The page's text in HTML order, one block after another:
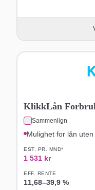
KlikkLån
Sammenlign
Mulighet for lån
EST. PR. MND*
1 531 kr
EFF. RENTE
11,68–39,9 %